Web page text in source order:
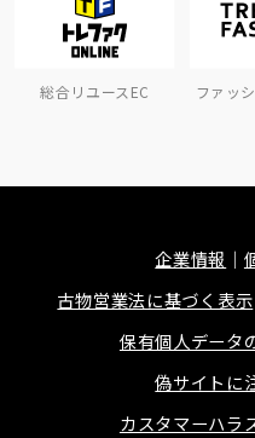
総合リユースEC
ファッ
企業情報
古物営業法に基づく表示
保有個人データ
偽サイトに
カスタマーハラ